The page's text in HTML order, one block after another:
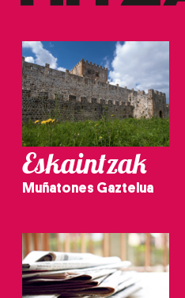
Eskaintzak
Muñatones Gaztelua